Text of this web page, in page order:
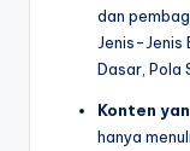
dan
Jenis-Jenis
Dasar, Pola
Konten
hanya